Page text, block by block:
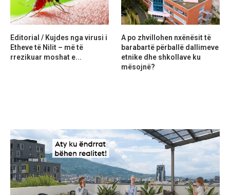
Editorial / Kujdes nga virusi i
Etheve të Nilit – më të
rrezikuar moshat e...
A po zhvillohen nxënësit të
barabartë përballë dallimeve
etnike dhe shkollave ku
mësojnë?